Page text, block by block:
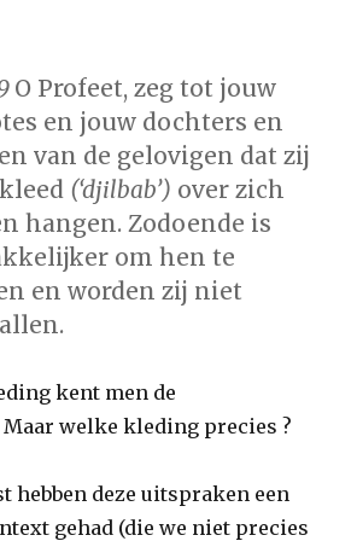
O Profeet, zeg tot jouw
en jouw dochters en
van de gelovigen dat zij
(‘djilbab’) over zich
hangen. Zodoende is
om hen te
en worden zij niet
kent men de
welke kleding precies ?
hebben deze uitspraken een
gehad (die we niet precies